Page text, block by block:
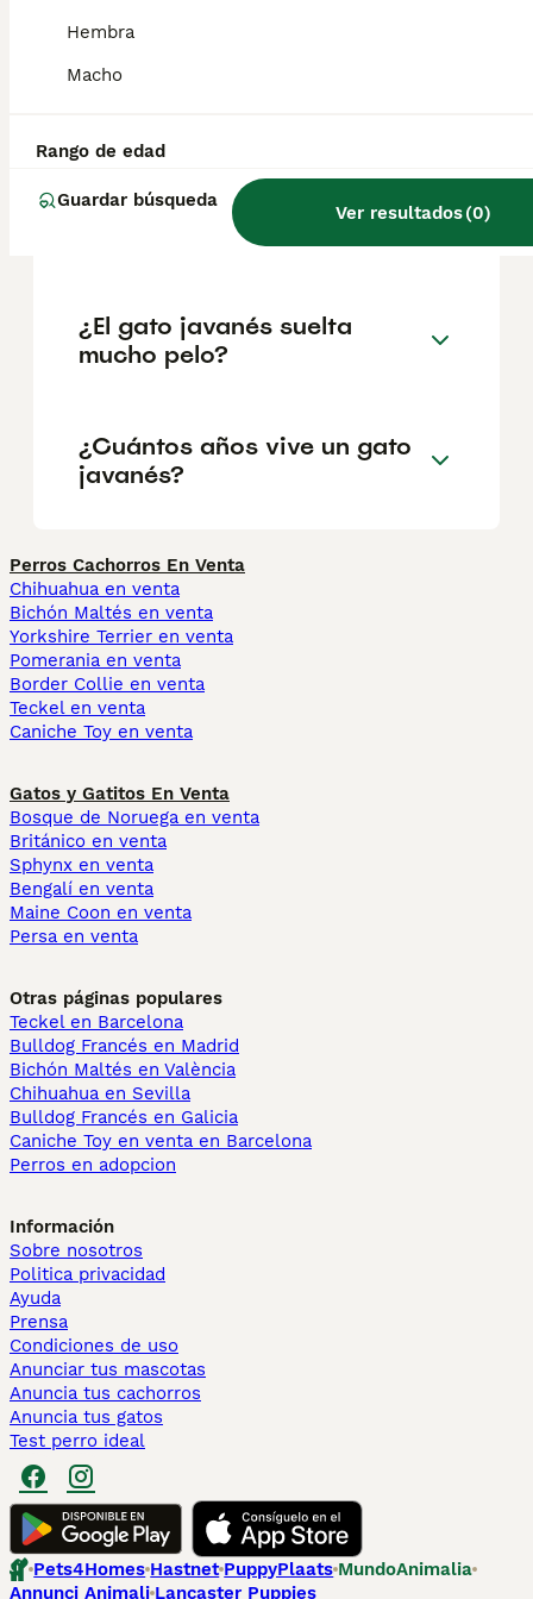
Hembra
Macho
Rango de edad
Guardar búsqueda
Ver resultados(0)
criadores responsables que garanticen la
Informarse bien y comparar opciones antes
¿Cómo es el carácter del
gato javanés?
¿El gato javanés suelta
mucho pelo?
¿Cuántos años vive un gato
javanés?
Perros Cachorros En Venta
Chihuahua en venta
Bichón Maltés en venta
Yorkshire Terrier en venta
Pomerania en venta
Border Collie en venta
Teckel en venta
Caniche Toy en venta
Gatos y Gatitos En Venta
Bosque de Noruega en venta
Británico en venta
Sphynx en venta
Bengalí en venta
Maine Coon en venta
Persa en venta
Otras páginas populares
Teckel en Barcelona
Bulldog Francés en Madrid
Bichón Maltés en València
Chihuahua en Sevilla
Bulldog Francés en Galicia
Caniche Toy en venta en Barcelona
Perros en adopcion
Información
Sobre nosotros
Politica privacidad
Ayuda
Prensa
Condiciones de uso
Anunciar tus mascotas
Anuncia tus cachorros
Anuncia tus gatos
Test perro ideal
Pets4Homes Hastnet PuppyPlaats MundoAnimalia
Annunci Animali Lancaster Puppies